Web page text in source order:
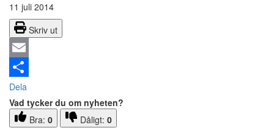
11 juli 2014
Skriv ut
Email
Dela
Vad tycker du om nyheten?
Bra: 0 Dåligt: 0